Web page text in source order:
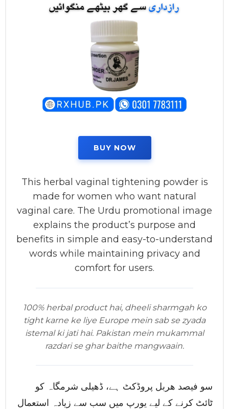
BUY NOW
This herbal vaginal tightening powder is
made for women who want natural
vaginal care. The Urdu promotional image
explains the product’s purpose and
benefits in simple and easy-to-understand
words while maintaining privacy and
comfort for users.
100% herbal product hai, dheeli sharmgah ko
tight karne ke liye Europe mein sab se zyada
istemal ki jati hai. Pakistan mein mukammal
razdari se ghar baithe mangwaain.
سو فیصد هربل پروڈکٹ ہے، ڈھیلی شرمگاہ کو
ٹائٹ کرنے کے لیے یورپ میں سب سے زیادہ استعمال